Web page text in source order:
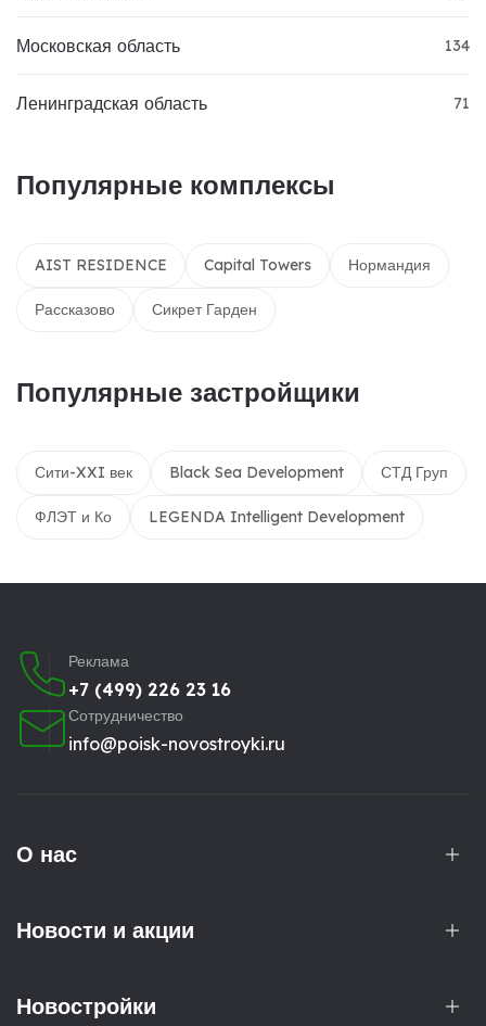
Московская область 134
Ленинградская область 71
Популярные комплексы
AIST RESIDENCE Capital Towers Нормандия
Рассказово Сикрет Гарден
Популярные застройщики
Сити-XXI век Black Sea Development СТД Груп
ФЛЭТ и Ко LEGENDA Intelligent Development
Реклама
+7 (499) 226 23 16
Сотрудничество
info@poisk-novostroyki.ru
О нас
Новости и акции
Новостройки